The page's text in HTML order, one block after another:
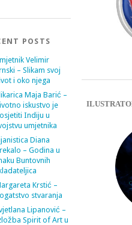
POSTS
Velimir
– Slikam svoj
i oko njega
Maja Barić –
iskustvo je
Indiju u
umjetnika
Diana
– Godina u
Buntovnih
Krstić –
stvaranja
Lipanović –
Spirit of Art u